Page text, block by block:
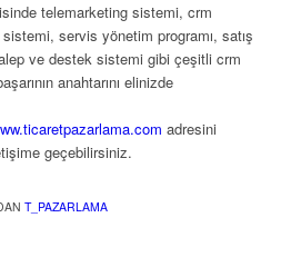
telemarketing sistemi, crm
servis yönetim programı, satış
ve destek sistemi gibi çeşitli crm
anahtarını elinizde
adresini
geçebilirsiniz.
T_PAZARLAMA